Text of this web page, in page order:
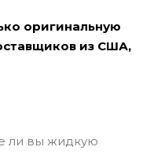
оригинальную
из США,
ли вы жидкую